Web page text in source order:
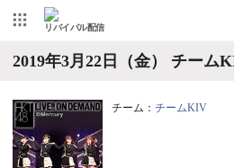
リバイバル配信
2019年3月22日（金） チーム
チーム： チームKIV